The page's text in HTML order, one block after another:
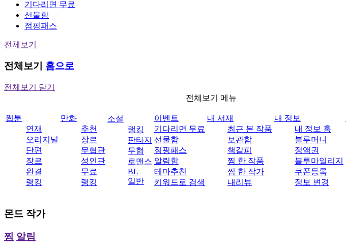
기다리면 무료
선물함
점핑패스
전체보기
전체보기 홈으로
전체보기 닫기
전체보기 메뉴
웹툰
연재
오리지널
단편
장르
완결
랭킹
만화
추천
장르
무협관
성인관
무료
랭킹
소설
랭킹
판타지
무협
로맨스
BL
일반
이벤트
기다리면 무료
선물함
점핑패스
알림함
테마추천
키워드로 검색
내 서재
최근 본 작품
보관함
책갈피
찜 한 작품
찜 한 작가
내리뷰
내 정보
내 정보 홈
블루머니
정액권
블루마일리지
쿠폰등록
정보 변경
몬드 작가
찜 알림